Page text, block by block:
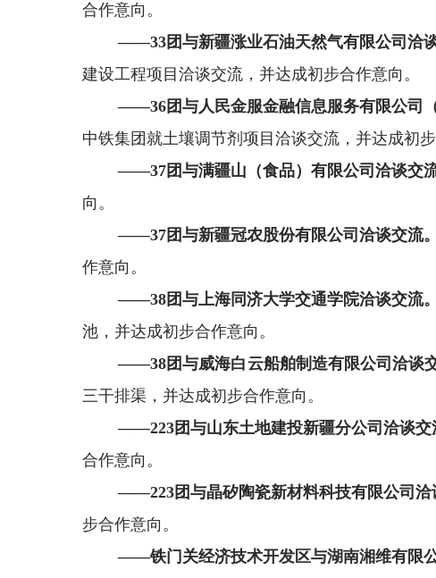
合作意向。
——33团与新疆涨业石油天然气有限公司洽
建设工程项目洽谈交流， 并达成初步合作意向。
——36团与人民金服金融信息服务有限公司
中铁集团就土壤调节剂项目 洽谈交流， 并达成初
——37团与满疆山（食品）有限公司洽谈交
向。
——37团与新疆冠农股份有限公司洽谈交流
作意向。
——38团与上海同济大学交通学院洽谈交流
池， 并达成初步合作意向 。
——38团与威海白云船舶制造有限公司洽谈
三干排渠 ，并达成初步合作意向 。
——223团与山东土地建投新疆分公司洽谈交
合作意向。
——223团与晶矽陶瓷新材料科技有限公司
步合作意向 。
——铁门关经济技术开发区与湖南湘维有限